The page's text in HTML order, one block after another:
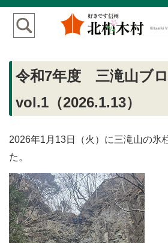
令和7年度 三滝山ブ
vol.1（2026.1.13）
2026年1月13日（火）に三滝山の氷
た。